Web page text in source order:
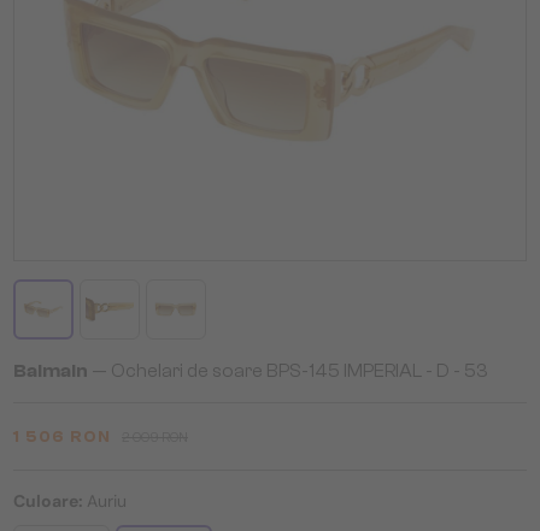
Balmain — Ochelari de soare BPS-145 IMPERIAL - D - 53
1 506 RON
Culoare: Auriu